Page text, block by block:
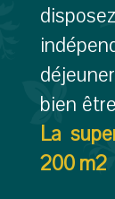
bien
La
200 m2